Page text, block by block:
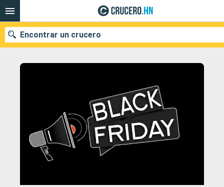
Encontrar un crucero
Fecha de salida
Puertos Compañías